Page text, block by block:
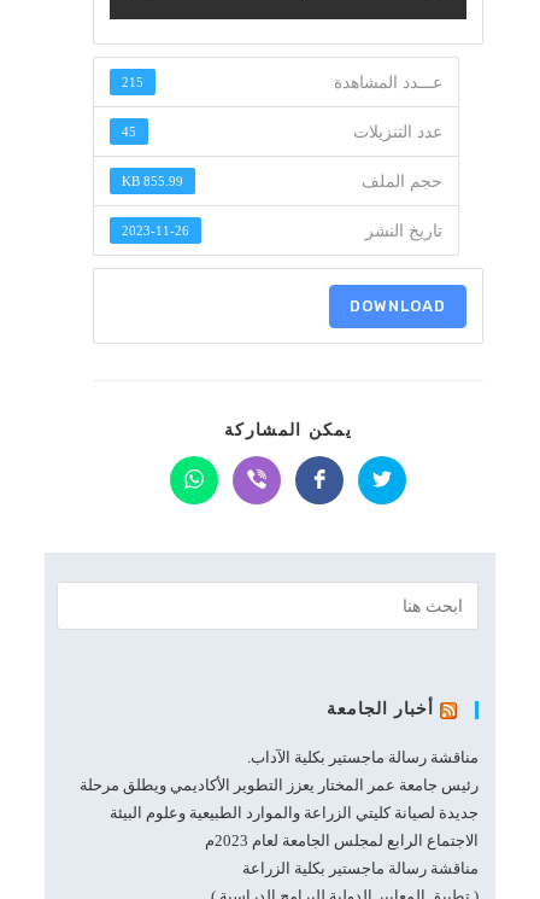
عـــدد المشاهدة 215
عدد التنزيلات 45
حجم الملف 855.99 KB
تاريخ النشر 2023-11-26
DOWNLOAD
يمكن المشاركةSHARE
THIS
CONTENT
Opens
in
window
Opens
in
window
Opens
in
window
Opens
in
window
أخبار الجامعة
مناقشة رسالة ماجستير بكلية الآداب.
رئيس جامعة عمر المختار يعزز التطوير الأكاديمي ويطلق مرحلة
جديدة لصيانة كليتي الزراعة والموارد الطبيعية وعلوم البيئة
الاجتماع الرابع لمجلس الجامعة لعام 2023م
مناقشة رسالة ماجستير بكلية الزراعة